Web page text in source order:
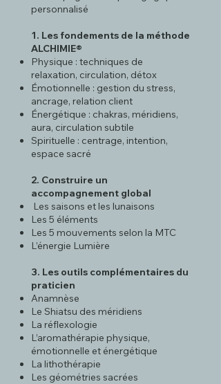
personnalisé
1. Les fondements de la méthode
ALCHIMIE®
Physique : techniques de
relaxation, circulation, détox
Émotionnelle : gestion du stress,
ancrage, relation client
Énergétique : chakras, méridiens,
aura, circulation subtile
Spirituelle : centrage, intention,
espace sacré
2. Construire un
accompagnement global
Les saisons et les lunaisons
Les 5 éléments
Les 5 mouvements selon la MTC
L’énergie Lumière
3. Les outils complémentaires du
praticien
Anamnèse
Le Shiatsu des méridiens
La réflexologie
L’aromathérapie physique,
émotionnelle et énergétique
La lithothérapie
Les géométries sacrées